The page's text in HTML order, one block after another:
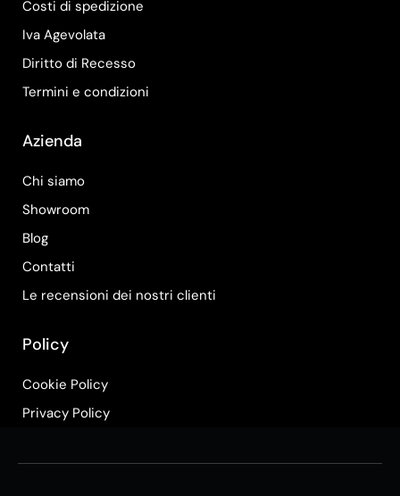
Costi di spedizione
Iva Agevolata
Diritto di Recesso
Termini e condizioni
Azienda
Chi siamo
Showroom
Blog
Contatti
Le recensioni dei nostri clienti
Policy
Cookie Policy
Privacy Policy